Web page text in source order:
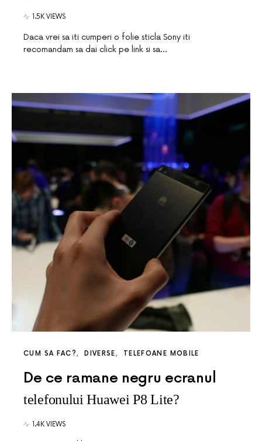
1.5K VIEWS
Daca vrei sa iti cumperi o folie sticla Sony iti
recomandam sa dai click pe link si sa…
CUM SA FAC? DIVERSE TELEFOANE MOBILE
De ce ramane negru ecranul
telefonului Huawei P8 Lite?
1.4K VIEWS